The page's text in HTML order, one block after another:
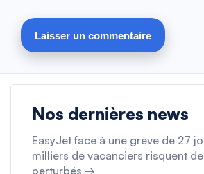
Nos dernières news
EasyJet face à une grève de 27
milliers de vacanciers risquent
perturbés →